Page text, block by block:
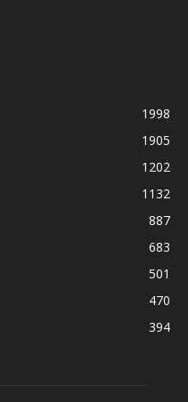
1998
1905
1202
1132
887
683
501
470
394